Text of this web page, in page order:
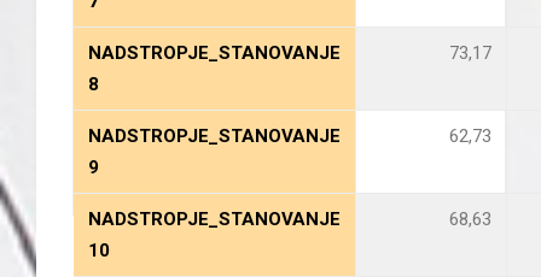
NADSTROPJE_STANOVANJE
8
73,17
NADSTROPJE_STANOVANJE
9
62,73
NADSTROPJE_STANOVANJE
10
68,63